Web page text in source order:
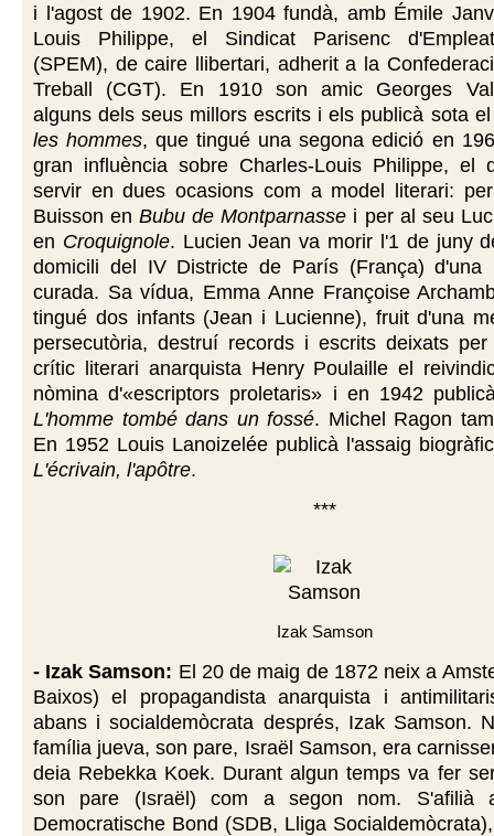
i l'agost de 1902. En 1904 fundà, amb Émile
Louis Philippe, el Sindicat Parisenc
(SPEM), de caire llibertari, adherit a la
Treball (CGT). En 1910 son amic Georges
alguns dels seus millors escrits i els publicà sota
les hommes, que tingué una segona edició en
gran influència sobre Charles-Louis Philippe, el
servir en dues ocasions com a model literari:
Buisson enBubu de Montparnasse i per al seu
en Croquignole. Lucien Jean va morir l'1 de juny
domicili del IV Districte de París (França) d'una
curada. Sa vídua, Emma Anne Françoise
tingué dos infants (Jean i Lucienne), fruit d'una
persecutòria, destruí records i escrits deixats
crític literari anarquista Henry Poulaille el
nòmina d'«escriptors proletaris» i en 1942
L'homme tombé dans un fossé. Michel Ragon
En 1952 Louis Lanoizelée publicà l'assaig
L'écrivain, l'apôtre.
***
Izak Samson
- Izak Samson: El 20 de maig de 1872 neix a
Baixos) el propagandista anarquista i
abans i socialdemòcrata després, Izak Samson.
família jueva, son pare, Israël Samson, era
deia Rebekka Koek. Durant algun temps va fer
son pare (Israël) com a segon nom. S'afilià
Democratische Bond (SDB, Lliga